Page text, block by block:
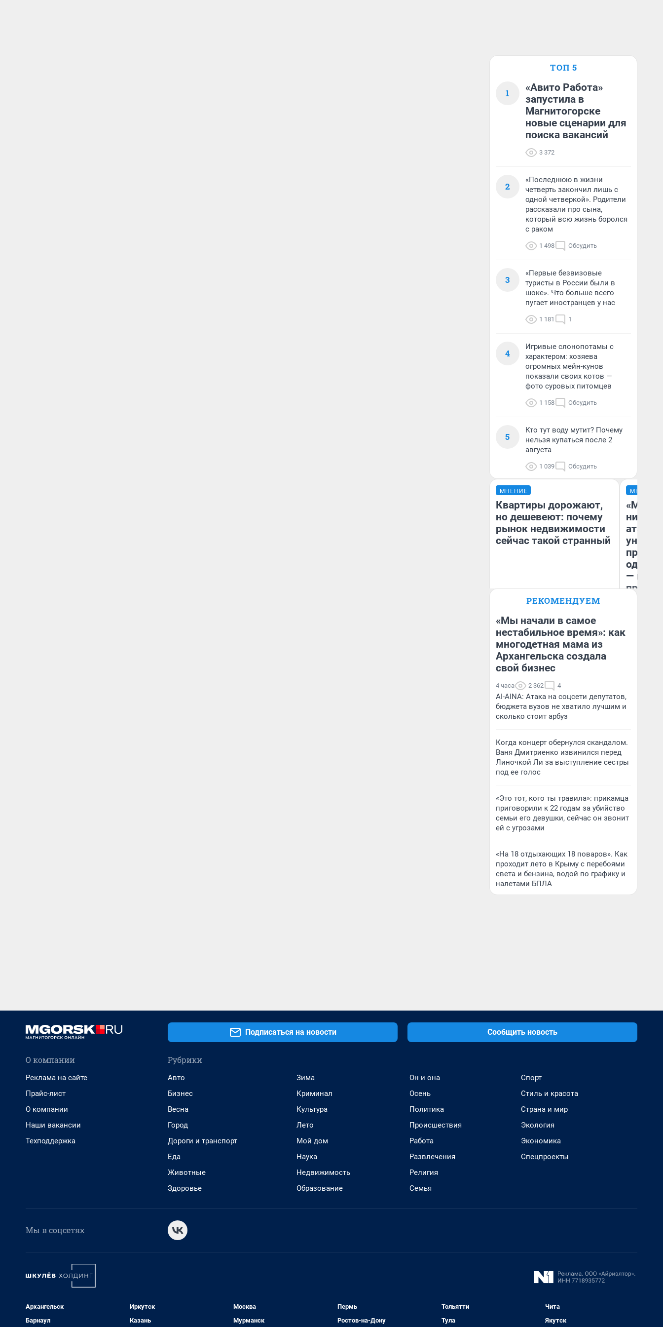
ТОП 5
1
«Авито Работа»
запустила в
Магнитогорске
новые сценарии для
поиска вакансий
3 372
2
«Последнюю в жизни
четверть закончил лишь с
одной четверкой». Родители
рассказали про сына,
который всю жизнь боролся
с раком
1 498 Обсудить
3
«Первые безвизовые
туристы в России были в
шоке». Что больше всего
пугает иностранцев у нас
1 181 1
4
Игривые слонопотамы с
характером: хозяева
огромных мейн-кунов
показали своих котов —
фото суровых питомцев
1 158 Обсудить
5
Кто тут воду мутит? Почему
нельзя купаться после 2
августа
1 039 Обсудить
МНЕНИЕ
Квартиры дорожают,
но дешевеют: почему
рынок недвижимости
сейчас такой странный
Екатерина Торопова
недвижимости
МНЕНИЕ
атаки
—
РЕКОМЕНДУЕМ
«Мы начали в самое
нестабильное время»: как
многодетная мама из
Архангельска создала
свой бизнес
4 часа 2 362 4
AI-AINA: Атака на соцсети депутатов,
бюджета вузов не хватило лучшим и
сколько стоит арбуз
Когда концерт обернулся скандалом.
Ваня Дмитриенко извинился перед
Линочкой Ли за выступление сестры
под ее голос
«Это тот, кого ты травила»: прикамца
приговорили к 22 годам за убийство
семьи его девушки, сейчас он звонит
ей с угрозами
«На 18 отдыхающих 18 поваров». Как
проходит лето в Крыму с перебоями
света и бензина, водой по графику и
налетами БПЛА
Подписаться на новости Сообщить новость
О компании
Реклама на сайте
Прайс-лист
О компании
Наши вакансии
Техподдержка
Рубрики
Авто
Бизнес
Весна
Город
Дороги и транспорт
Еда
Животные
Здоровье
Зима
Криминал
Культура
Лето
Мой дом
Наука
Недвижимость
Образование
Он и она
Осень
Политика
Происшествия
Работа
Развлечения
Религия
Семья
Спорт
Стиль и красота
Страна и мир
Экология
Экономика
Спецпроекты
Мы в соцсетях
Архангельск
Барнаул
Иркутск
Казань
Москва
Мурманск
Пермь
Ростов-на-Дону
Тольятти
Тула
Чита
Якутск